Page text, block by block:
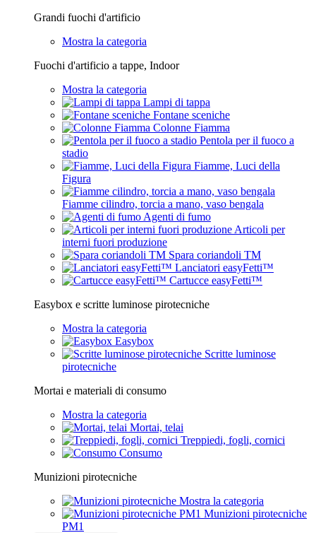
Grandi fuochi d'artificio
Mostra la categoria
Fuochi d'artificio a tappe, Indoor
Mostra la categoria
Lampi di tappa
Fontane sceniche
Colonne Fiamma
Pentola per il fuoco a
stadio
Fiamme, Luci della
Figura
Fiamme cilindro, torcia a mano, vaso bengala
Agenti di fumo
Articoli per
interni fuori produzione
Spara coriandoli TM
Lanciatori easyFetti™
Cartucce easyFetti™
Easybox e scritte luminose pirotecniche
Mostra la categoria
Easybox
Scritte luminose
pirotecniche
Mortai e materiali di consumo
Mostra la categoria
Mortai, telai
Treppiedi, fogli, cornici
Consumo
Munizioni pirotecniche
Mostra la categoria
Munizioni pirotecniche
PM1